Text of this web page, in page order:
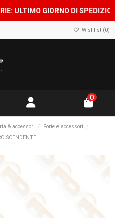
ULTIMO GIORNO DI
Wishlist (0)
0
& accessori
Porte e accessori
SCENDENTE